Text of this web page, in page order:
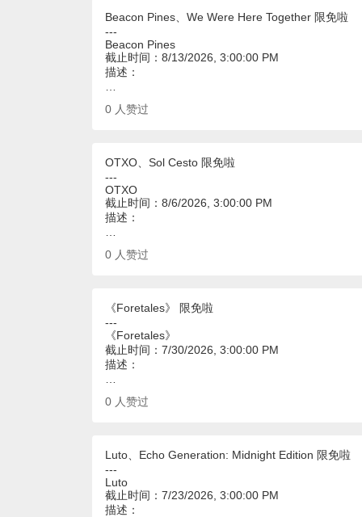
Beacon Pines、We Were Here Together 限免啦
---
Beacon Pines
截止时间：8/13/2026, 3:00:00 PM
描述：
0 人赞过
OTXO、Sol Cesto 限免啦
---
OTXO
截止时间：8/6/2026, 3:00:00 PM
描述：
0 人赞过
《Foretales》 限免啦
---
《Foretales》
截止时间：7/30/2026, 3:00:00 PM
描述：
0 人赞过
Luto、Echo Generation: Midnight Edition 限免啦
---
Luto
截止时间：7/23/2026, 3:00:00 PM
描述：